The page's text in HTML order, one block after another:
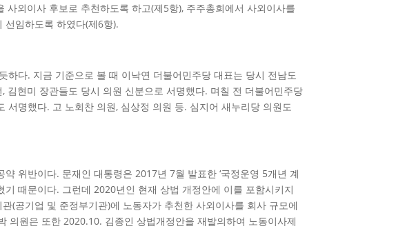
외이사 후보로 추천하도록 하고(제5항), 주주총회에서 사외이사를
임하도록 하였다(제6항).
다. 지금 기준으로 볼 때 이낙연 더불어민주당 대표는 당시 전남도
현미 장관들도 당시 의원 신분으로 서명했다. 며칠 전 더불어민주당
명했다. 고 노회찬 의원, 심상정 의원 등. 심지어 새누리당 의원도
위반이다. 문재인 대통령은 2017년 7월 발표한 ‘국정운영 5개년 계
때문이다. 그런데 2020년인 현재 상법 개정안에 이를 포함시키지
(공기업 및 준정부기관)에 노동자가 추천한 사외이사를 회사 규모에
의원은 또한 2020.10. 김종인 상법개정안을 재발의하여 노동이사제